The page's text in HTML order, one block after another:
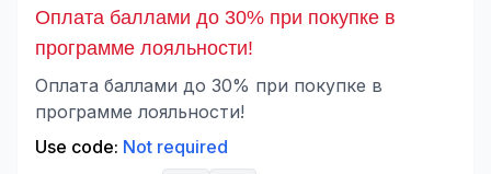
Оплата баллами до 30% при покупке в
программе лояльности!
Оплата баллами до 30% при покупке в
программе лояльности!
Use code: Not required